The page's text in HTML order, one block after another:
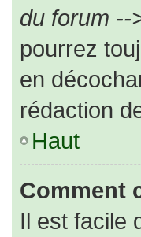
du forum --
pourrez
en
rédaction
Haut
Comment
Il est facile